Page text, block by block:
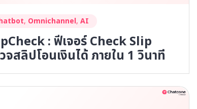
, Omnichannel, AI
: ฟีเจอร์ Check Slip
จสลิปโอนเงินได้ ภายใน 1 วินาที